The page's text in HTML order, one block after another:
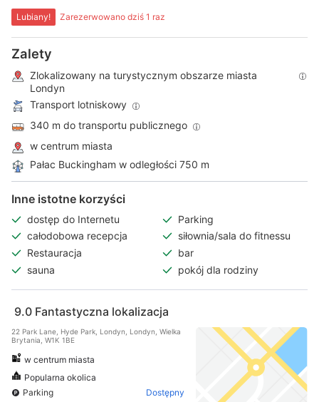
Lubiany! Zarezerwowano dziś 1 raz
Zalety
Zlokalizowany na turystycznym obszarze miasta
Londyn
Transport lotniskowy
340 m do transportu publicznego
w centrum miasta
Pałac Buckingham w odległości 750 m
Inne istotne korzyści
dostęp do Internetu
Parking
całodobowa recepcja
siłownia/sala do fitnessu
Restauracja
bar
sauna
pokój dla rodziny
9.0 Fantastyczna lokalizacja
22 Park Lane, Hyde Park, Londyn, Londyn, Wielka
Brytania, W1K 1BE
w centrum miasta
Popularna okolica
Parking
Dostępny